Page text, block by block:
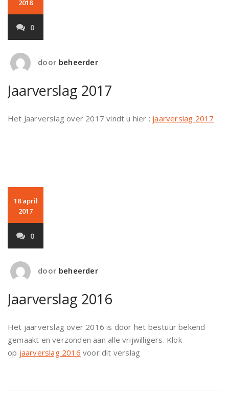
2018
0
door beheerder
Jaarverslag 2017
Het Jaarverslag over 2017 vindt u hier : jaarverslag 2017
18 april
2017
0
door beheerder
Jaarverslag 2016
Het jaarverslag over 2016 is door het bestuur bekend
gemaakt en verzonden aan alle vrijwilligers. Klok
op jaarverslag 2016 voor dit verslag